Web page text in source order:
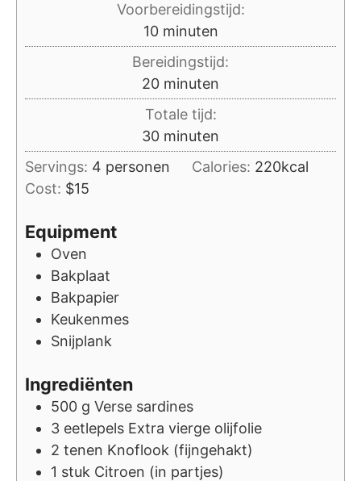
Voorbereidingstijd:
10minuten
minuten
Bereidingstijd:
20minuten
minuten
Totale tijd:
30minuten
minuten
Servings: 4 personen Calories: 220kcal
Cost: $15
Equipment
Oven
Bakplaat
Bakpapier
Keukenmes
Snijplank
Ingrediënten
500 g Verse sardines
3 eetlepels Extra vierge olijfolie
2 tenen Knoflook (fijngehakt)
1 stuk Citroen (in partjes)